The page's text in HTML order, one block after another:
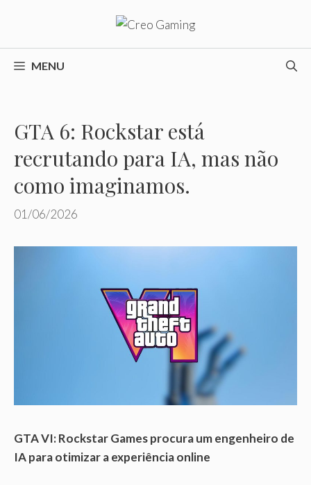
o
conteúdoMENU
GTA 6: Rockstar está
recrutando para IA, mas não
como imaginamos.
01/06/2026
GTA VI: Rockstar Games procura um engenheiro de
IA para otimizar a experiência online